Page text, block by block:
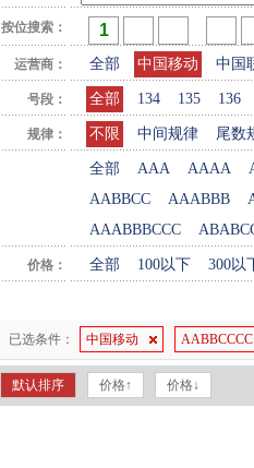
按位搜索：
运营商： 全部 中国移动 中国
号段： 全部 134 135 136
规律： 不限 中间规律 尾数
全部 AAA AAAA
AABBCC
AAABBB
AAABBBCCC
价格： 全部 100以下 300以
已选条件： 中国移动 AABBCCCC
默认排序 价格↑ 价格↓